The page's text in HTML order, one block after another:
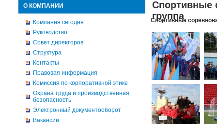
О КОМПАНИИ
Компания сегодня
Руководство
Совет директоров
Структура
Контакты
Правовая информация
Комиссия по корпоративной этике
Охрана труда и производственная
безопасность
Электронный документооборот
Вакансии
Спортивные
группа
Спортивные